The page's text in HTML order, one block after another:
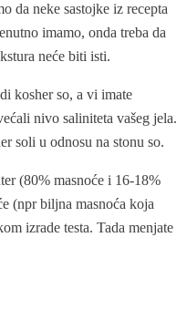
da neke sastojke iz recepta
imamo, onda treba da
neće biti isti.
kosher so, a vi imate
nivo saliniteta vašeg jela.
soli u odnosu na stonu so.
(80% masnoće i 16-18%
(npr biljna masnoća koja
izrade testa. Tada menjate